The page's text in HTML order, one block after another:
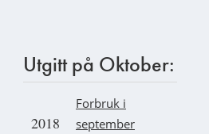
Utgitt på Oktober:
2018
Forbruk i
september